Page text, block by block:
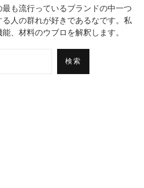
も流行っているブランドの中一つ
人の群れが好きであるなです。私
、材料のウブロを解釈します。